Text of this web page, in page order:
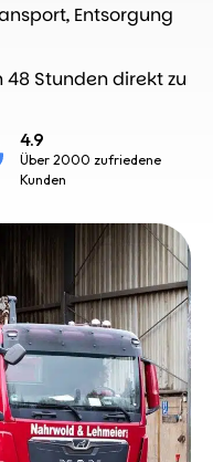
Entsorgung
Stunden direkt zu
4.9
Über 2000 zufriedene
Kunden